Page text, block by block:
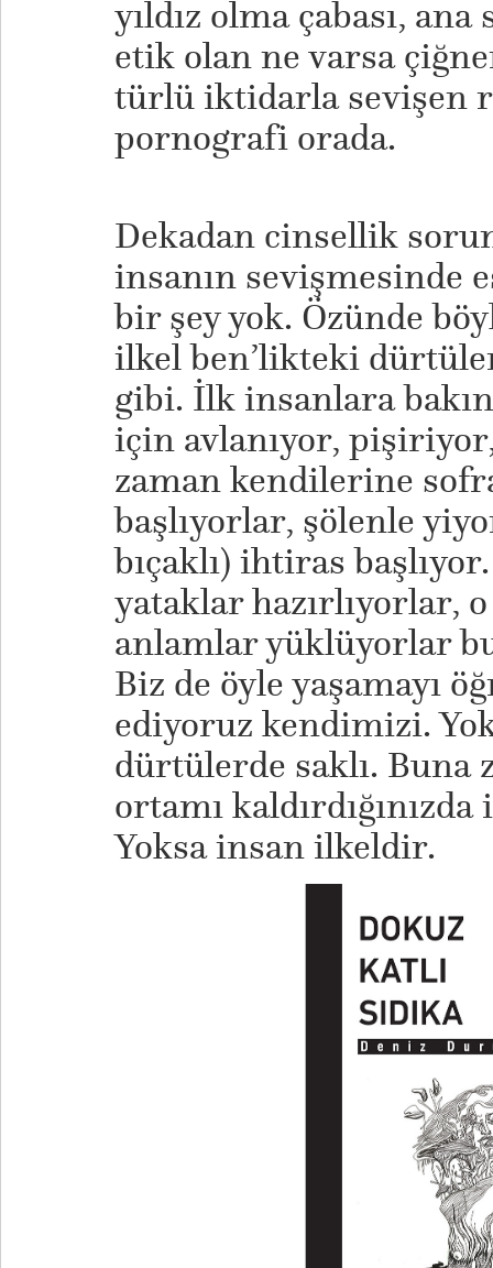
yıldız olma çabası,
etik olan ne varsa
türlü iktidarla sevişen
pornografi orada.
Dekadan cinsellik
insanın sevişmesinde
bir şey yok. Özünde
ilkel ben’likteki
gibi. İlk insanlara
için avlanıyor,
zaman kendilerine
başlıyorlar, şölenle
bıçaklı) ihtiras
yataklar hazırlıyorlar,
anlamlar yüklüyorlar
Biz de öyle yaşamayı
ediyoruz kendimizi.
dürtülerde saklı. Buna
ortamı
Yoksa insan ilkeldir.